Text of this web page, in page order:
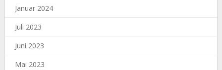
Januar 2024
Juli 2023
Juni 2023
Mai 2023